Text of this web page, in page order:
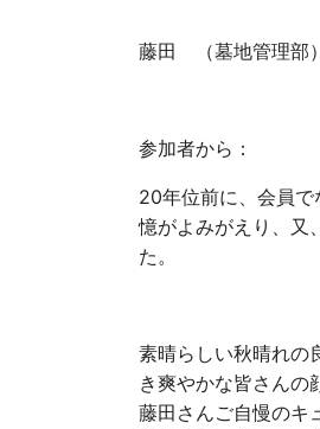
藤田 （墓地管理部）
参加者から：
20年位前に、会員
憶がよみがえり、又
た
素晴らしい秋晴れの
き爽やかな皆さん
藤田さんご自慢のキ